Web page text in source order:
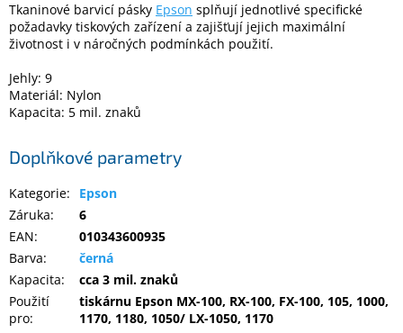
Domácnost
%
Black
Friday
Akční
zboží
TONERY
A
OEM
Sestavy
Tkaninové barvicí pásky Epson splňují jednotlivé specifické
požadavky tiskových zařízení a zajišťují jejich maximální
životnost i v náročných podmínkách použití.
Jehly: 9
Materiál: Nylon
Kapacita: 5 mil. znaků
Doplňkové parametry
Kategorie:
Epson
Záruka:
6
EAN:
010343600935
Barva:
černá
Kapacita:
cca 3 mil. znaků
Použití
pro:
tiskárnu Epson MX-100, RX-100, FX-100, 105, 1000,
1170, 1180, 1050/ LX-1050, 1170